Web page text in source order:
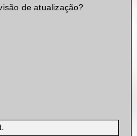
de atualização?